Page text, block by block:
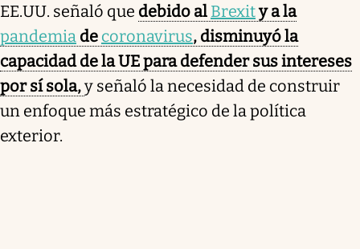
EE.UU. señaló que debido al Brexity a la
pandemia de coronavirus, disminuyó la
capacidad de la UE para defender sus intereses
por sí sola,y señaló la necesidad de construir
un enfoque más estratégico de la política
exterior.